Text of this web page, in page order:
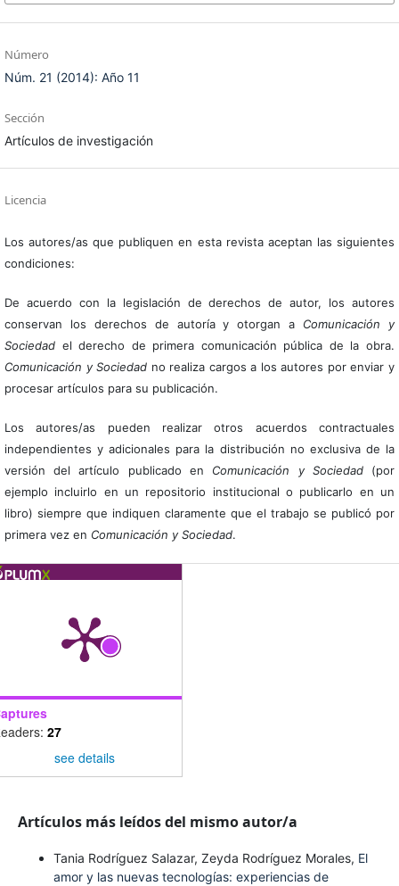
Número
Núm. 21 (2014): Año 11
Sección
Artículos de investigación
Licencia
Los autores/as que publiquen en esta revista aceptan las siguientes
condiciones:
De acuerdo con la legislación de derechos de autor, los autores
conservan los derechos de autoría y otorgan a Comunicación y
Sociedadel derecho de primera comunicación pública de la obra.
Comunicación y Sociedad no realiza cargos a los autores por enviar y
procesar artículos para su publicación.
Los autores/as pueden realizar otros acuerdos contractuales
independientes y adicionales para la distribución no exclusiva de la
versión del artículo publicado en Comunicación y Sociedad(por
ejemplo incluirlo en un repositorio institucional o publicarlo en un
libro) siempre que indiquen claramente que el trabajo se publicó por
primera vez en Comunicación y Sociedad.
27
see details
Artículos más leídos del mismo autor/a
Tania Rodríguez Salazar, Zeyda Rodríguez Morales, El
amor y las nuevas tecnologías: experiencias de